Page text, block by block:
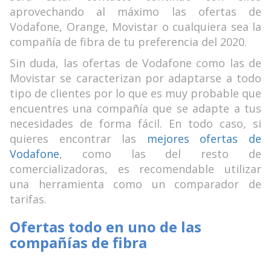
aprovechando al máximo las ofertas de
Vodafone, Orange, Movistar o cualquiera sea la
compañía de fibra de tu preferencia del 2020.
Sin duda, las ofertas de Vodafone como las de
Movistar se caracterizan por adaptarse a todo
tipo de clientes por lo que es muy probable que
encuentres una compañía que se adapte a tus
necesidades de forma fácil. En todo caso, si
quieres encontrar las mejores ofertas de
Vodafone, como las del resto de
comercializadoras, es recomendable utilizar
una herramienta como un comparador de
tarifas.
Ofertas todo en uno de las
compañías de fibra